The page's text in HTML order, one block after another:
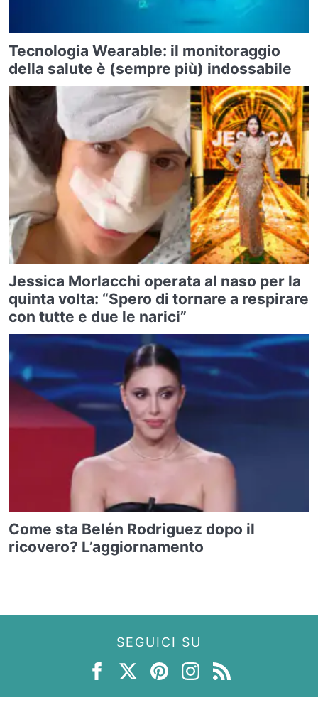
Tecnologia Wearable: il monitoraggio
della salute è (sempre più) indossabile
Jessica Morlacchi operata al naso per la
quinta volta: “Spero di tornare a respirare
con tutte e due le narici”
Come sta Belén Rodriguez dopo il
ricovero? L’aggiornamento
SEGUICI SU